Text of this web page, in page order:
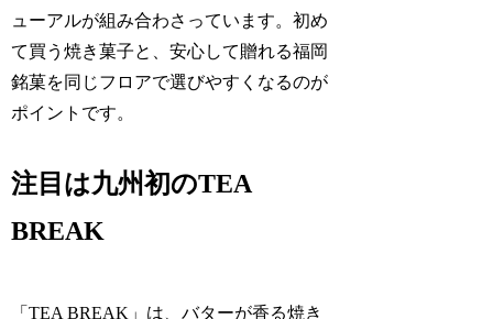
ューアルが組み合わさっています。初め
て買う焼き菓子と、安心して贈れる福岡
銘菓を同じフロアで選びやすくなるのが
ポイントです。
注目は九州初のTEA
BREAK
「TEA BREAK」は、バターが香る焼き